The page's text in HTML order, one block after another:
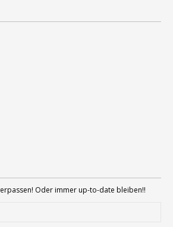
Oder immer up-to-date bleiben!!